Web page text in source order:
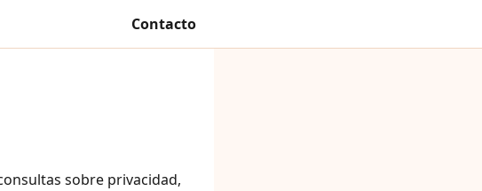
Contacto
sobre privacidad,